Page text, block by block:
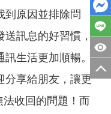
到原因並排除問
送訊息的好習慣，
訊生活更加順暢。
分享給朋友，讓更
收回的問題！ 而